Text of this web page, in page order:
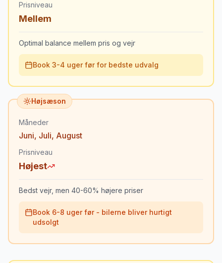
Prisniveau
Mellem
Optimal balance mellem pris og vejr
Book 3-4 uger før for bedste udvalg
Højsæson
Måneder
Juni, Juli, August
Prisniveau
Højest
Bedst vejr, men 40-60% højere priser
Book 6-8 uger før - bilerne bliver hurtigt
udsolgt